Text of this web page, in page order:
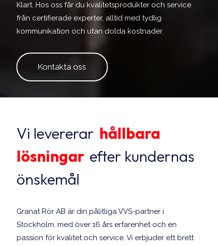
Klart. Hos oss får du kvalitetsprodukter och service
från certifierade experter, alltid med tydlig
kommunikation och utan dolda kostnader.
Kontakta oss
Vi levererar hållbara
lösningar efter kundernas
önskemål
Granat Rör AB är din pålitliga VVS-partner i
Stockholm, med över 16 års erfarenhet och en
passion för kvalitet och service. Vi erbjuder ett brett